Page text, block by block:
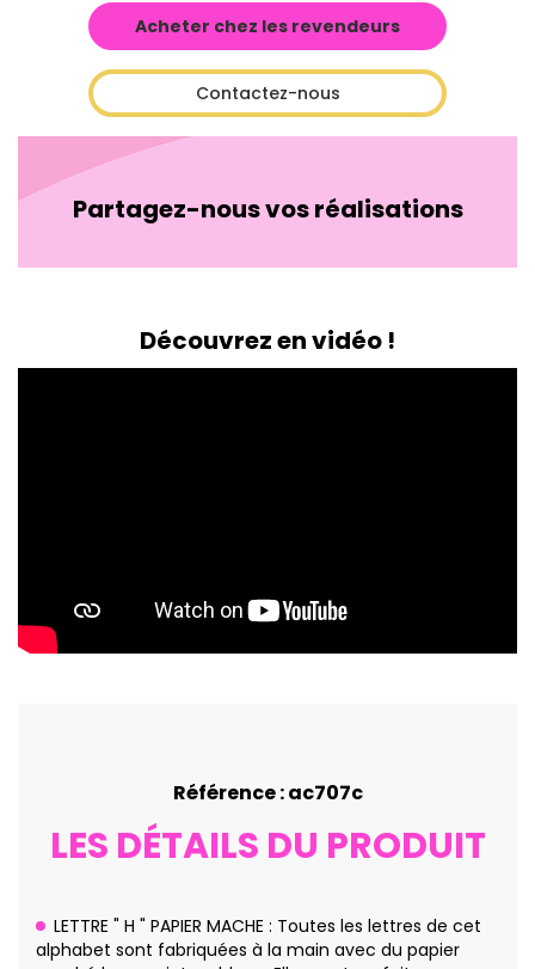
Acheter chez les revendeurs
Contactez-nous
Partagez-nous vos réalisations
Découvrez en vidéo !
Référence : ac707c
LES DÉTAILS DU PRODUIT
LETTRE " H " PAPIER MACHE : Toutes les lettres de cet
alphabet sont fabriquées à la main avec du papier